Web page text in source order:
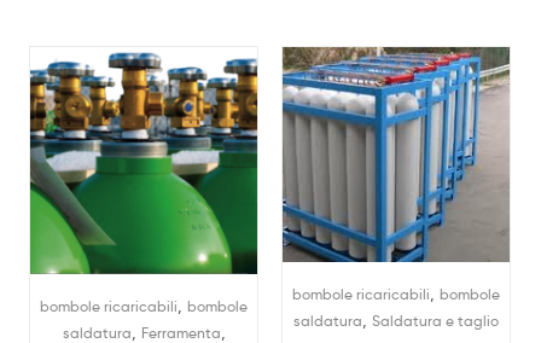
bombole ricaricabili bombole
saldatura
Ferramenta
bombole ricaricabili bombole
saldatura Saldatura e taglio